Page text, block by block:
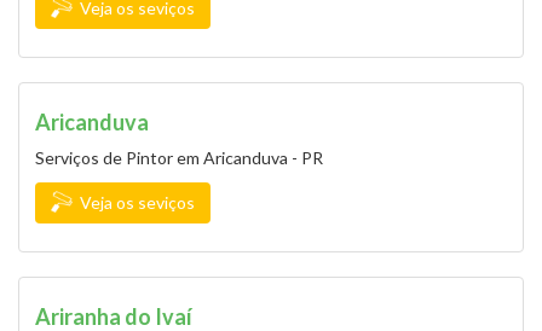
Veja os seviços
Aricanduva
Serviços de Pintor em Aricanduva - PR
Veja os seviços
Ariranha do Ivaí